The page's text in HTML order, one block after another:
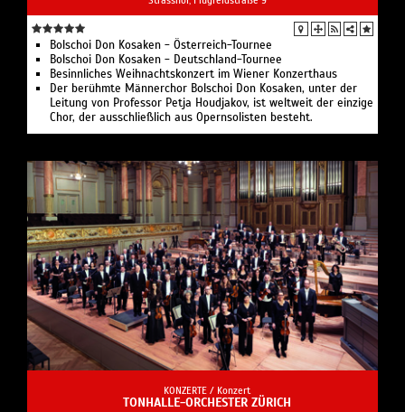
Bolschoi Don Kosaken - Österreich-Tournee
Bolschoi Don Kosaken - Deutschland-Tournee
Besinnliches Weihnachtskonzert im Wiener Konzerthaus
Der berühmte Männerchor Bolschoi Don Kosaken, unter der
Leitung von Professor Petja Houdjakov, ist weltweit der einzige
Chor, der ausschließlich aus Opernsolisten besteht.
KONZERTE / Konzert
TONHALLE-ORCHESTER ZÜRICH